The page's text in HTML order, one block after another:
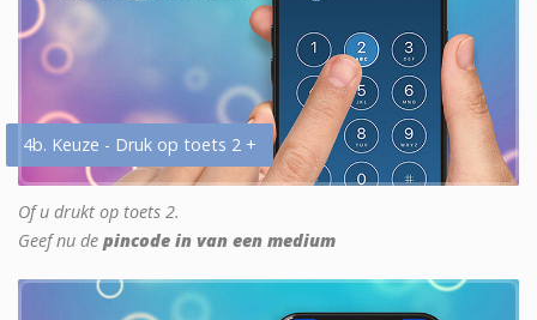
4b. Keuze - Druk op toets 2 +
Of u drukt op toets 2.
Geef nu de pincode in van een medium